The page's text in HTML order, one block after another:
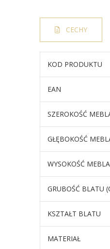
CECHY
KOD PRODUKTU
EAN
SZEROKOŚĆ
GŁĘBOKOŚĆ
WYSOKOŚĆ
GRUBOŚĆ BLATU
KSZTAŁT BLATU
MATERIAŁ